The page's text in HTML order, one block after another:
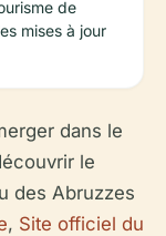
de
mises à jour
dans le
le
des Abruzzes
, Site officiel du